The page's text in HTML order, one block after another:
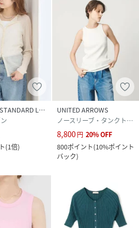
可能
010-009 RH1951
JOURNAL STANDARD L'ESSAGE
(1倍)
UNITED ARROWS
ノースリーブ・タンクトップ
8,800円 20%OFF
800ポイント(10%ポイント
バック)